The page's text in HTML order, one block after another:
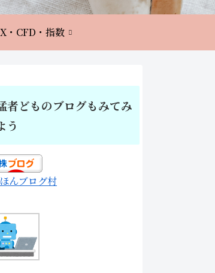
・CFD・指数
者どものブログもみてみ
う
んブログ村